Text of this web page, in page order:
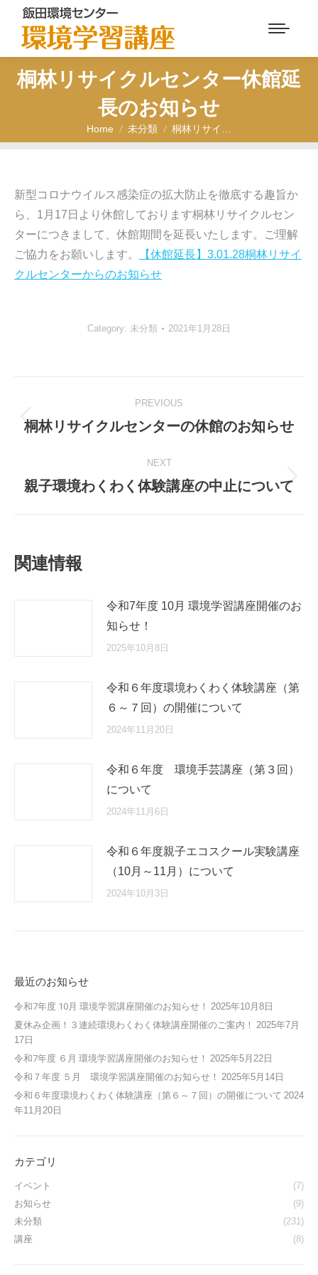
桐林リサイクルセンター休館延
長のお知らせ
You are here:
Home 未分類 桐林リサイ…
新型コロナウイルス感染症の拡大防止を徹底する趣旨か
ら、1月17日より休館しております桐林リサイクルセン
ターにつきまして、休館期間を延長いたします。ご理解
ご協力をお願いします。
【休館延長】3.01.28桐林リサイ
クルセンターからのお知らせ
Category: 未分類 2021年1月28日
navigation
PREVIOUS
Previous
桐林リサイクルセンターの休館のお知らせ
NEXT
Next
親子環境わくわく体験講座の中止について
関連情報
令和7年度 10月 環境学習講座開催のお
知らせ！
2025年10月8日
令和６年度環境わくわく体験講座（第
６～７回）の開催について
2024年11月20日
令和６年度 環境手芸講座（第３回）
について
2024年11月6日
令和６年度親子エコスクール実験講座
（10月～11月）について
2024年10月3日
最近のお知らせ
令和7年度 10月 環境学習講座開催のお知らせ！ 2025年10月8日
夏休み企画！３連続環境わくわく体験講座開催のご案内！ 2025年7月
17日
令和7年度 ６月 環境学習講座開催のお知らせ！ 2025年5月22日
令和７年度 ５月 環境学習講座開催のお知らせ！ 2025年5月14日
令和６年度環境わくわく体験講座（第６～７回）の開催について 2024
年11月20日
カテゴリ
イベント
(7)
お知らせ
(9)
未分類
(231)
講座
(8)